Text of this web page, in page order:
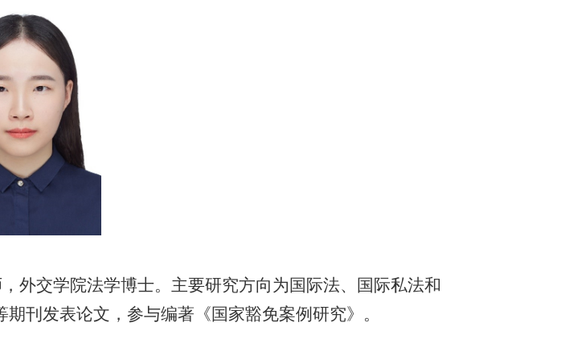
外交学院法学博士。主要研究方向为国际法、国际私法和
刊发表论文，参与编著《国家豁免案例研究》。